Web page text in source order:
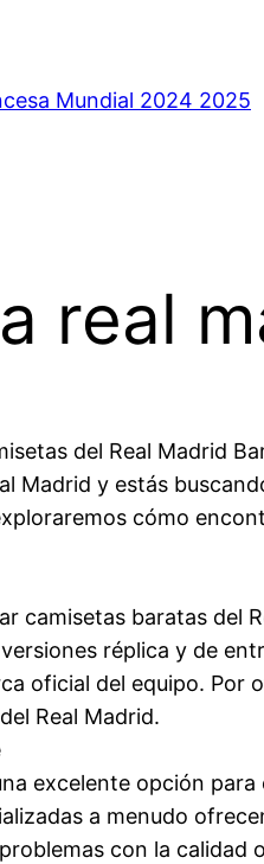
Mundial 2024 2025
real
del Real Madrid
Madrid y estás
cómo
camisetas baratas del
réplica y de
oficial del equipo. Por
Real Madrid.
excelente opción
a menudo
con la calidad